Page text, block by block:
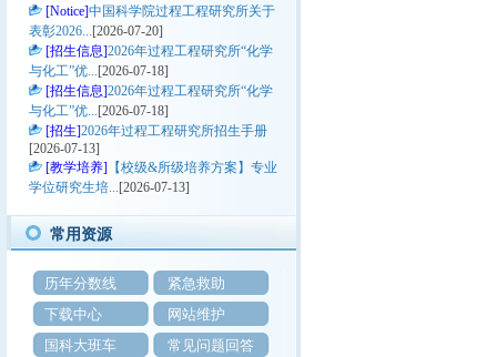
关于举办中国科学院大学2025年研究生
学术论坛“科研向未来—新化工前沿交叉
学科”分论坛的通知
关于2024-2025学年秋季学期高年级研
究生课程学习报名、选课及成绩认定的通
知
2023-2024学年度《专利基础》开课通
知
过程工程所关于做好2024年国家建设高
水平大学公派研究生项目选派工作的通知
关于做好2023年“北京雨燕奖学金”评选
工作的通知
所所长优秀奖学金的评审通知
中国科学院过程工程研究所关于表彰
2021——2022学年优秀学生的决定（第一
批）
[Notice]中国科学院过程工程研究所关于
表彰2026... [2026-07-20]
[招生信息]2026年过程工程研究所“化学
与化工”优... [2026-07-18]
[招生信息]2026年过程工程研究所“化学
与化工”优... [2026-07-18]
[招生]2026年过程工程研究所招生手册
[2026-07-13]
[教学培养] 【校级&所级培养方案】专业
学位研究生培... [2026-07-13]
常用资源
历年分数线
紧急救助
下载中心
网站维护
国科大班车
常见问题回答